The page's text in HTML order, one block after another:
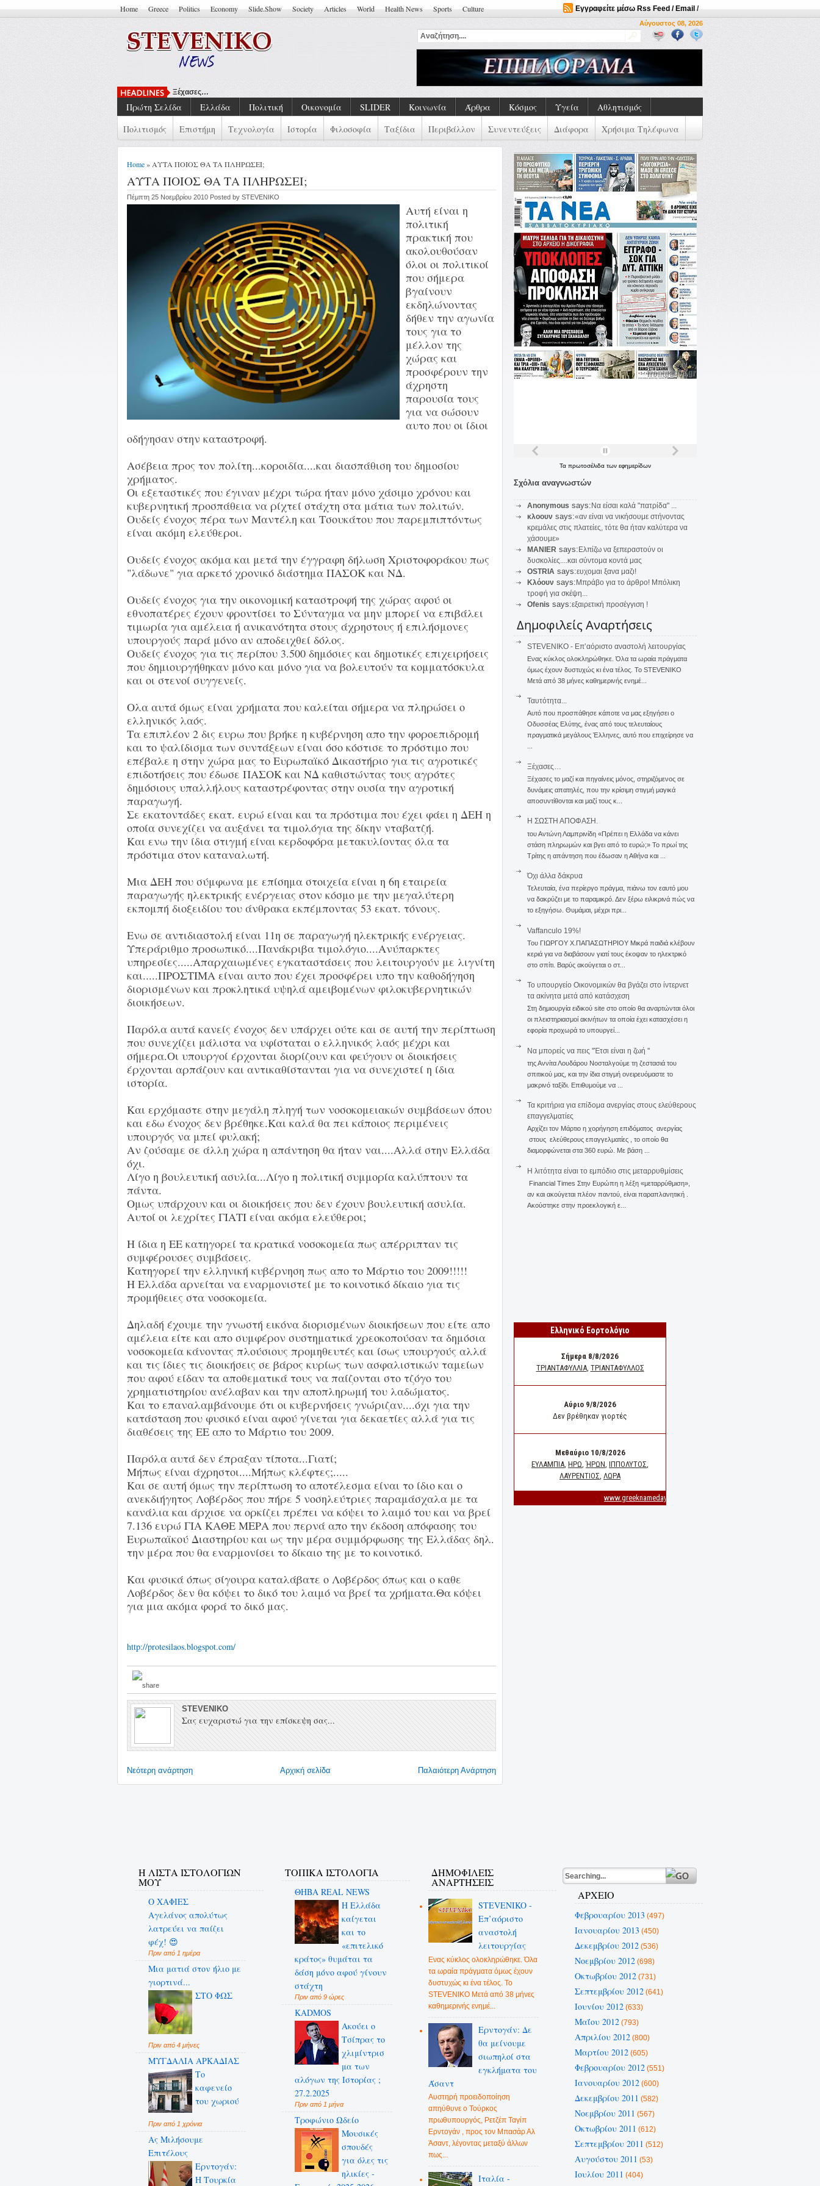
Home Greece Politics Economy Slide.Show Society Articles World Health News Sports Culture Εγγραφείτε μέσω Rss Feed / Email /
Αύγουστος 08, 2026
Ξέχασες…
Πρώτη Σελίδα Ελλάδα Πολιτική Οικονομία SLIDER Κοινωνία Άρθρα Κόσμος Υγεία
Αθλητισμός
Πολιτισμός
Επιστήμη Τεχνολογία Ιστορία Φιλοσοφία Ταξίδια Περιβάλλον Συνεντεύξεις Διάφορα Χρήσιμα Τηλέφωνα
Home» ΑΥΤΑ ΠΟΙΟΣ ΘΑ ΤΑ ΠΛΗΡΩΣΕΙ;
ΑΥΤΑ ΠΟΙΟΣ ΘΑ ΤΑ ΠΛΗΡΩΣΕΙ;
Πέμπτη 25 Νοεμβρίου 2010 Posted by STEVENIKO
Αυτή είναι η
πολιτική
πρακτική που
ακολουθούσαν
όλοι οι πολιτικοί
που σήμερα
βγαίνουν
εκδηλώνοντας
δήθεν την αγωνία
τους για το
μέλλον της
χώρας και
προσφέρουν την
άχρηστη
παρουσία τους
για να σώσουν
αυτο που οι ίδιοι
οδήγησαν στην καταστροφή.
Ασέβεια προς τον πολίτη...κοροιδία....και διασπάθιση του δημοσίου
χρήματος.
Οι εξεταστικές που έγιναν μέχρι τώρα ήταν μόνο χάσιμο χρόνου και
κυβερνητική προσπάθεια να ρίχτεί στάχτη στα μάτια των πολιτών.
Ουδείς ένοχος πέρα των Μαντέλη και Τσουκάτου που παρεμπιπτόντως
είναι ακόμη ελεύθεροι.
Ουδείς ένοχος ακόμα και μετά την έγγραφη δήλωση Χριστοφοράκου πως
"λάδωνε" για αρκετό χρονικό διάστημα ΠΑΣΟΚ και ΝΔ.
Ουδείς ένοχος για την οικονομική καταστροφή της χώρας αφού οι
εθνοπατέρες έχουν φροντίσει το Σύνταγμα να μην μπορεί να επιβάλει
τιμωρία για αμέλεια ή ανικανότητα στους άχρηστους ή επιλήσμονες
υπουργούς παρά μόνο αν αποδειχθεί δόλος.
Ουδείς ένοχος για τις περίπου 3.500 δημόσιες και δημοτικές επιχειρήσεις
που δημιουργήθηκαν μόνο και μόνο για να βολευτούν τα κομματόσκυλα
και οι στενοί συγγενείς.
Ολα αυτά όμως είναι χρήματα που καλείται σήμερα να πληρώσει ο
ελληνικός λαός.
Τα επιπλέον 2 δις ευρω που βρήκε η κυβέρνηση απο την φοροεπιδρομή
και το ψαλίδισμα των συντάξεων είναι όσο κόστισε το πρόστιμο που
επέβαλε η στην χώρα μας το Ευρωπαϊκό Δικαστήριο για τις αγροτικές
επιδοτήσεις που έδωσε ΠΑΣΟΚ και ΝΔ καθιστώντας τους αγρότες
δημόσιους υπαλλήλους καταστρέφοντας στην ουσία την αγροτική
παραγωγή.
Σε εκατοντάδες εκατ. ευρώ είναι και τα πρόστιμα που έχει φάει η ΔΕΗ η
οποία συνεχίζει να αυξάνει τα τιμολόγια της δίκην νταβατζή.
Και ενω την ίδια στιγμή είναι κερδοφόρα μετακυλίοντας όλα τα
πρόστιμα στον καταναλωτή.
Μια ΔΕΗ που σύμφωνα με επίσημα στοιχεία είναι η 6η εταιρεία
παραγωγής ηλεκτρικής ενέργειας στον κόσμο με την μεγαλύτερη
εκπομπή διοξειδίου του άνθρακα εκπέμποντας 53 εκατ. τόνους.
Ενω σε αντιδιαστολή είναι 11η σε παραγωγή ηλεκτρικής ενέργειας.
Υπεράριθμο προσωπικό....Πανάκριβα τιμολόγιο....Ανύπαρκτες
υπηρεσίες.....Απαρχαιωμένες εγκαταστάσεις που λειτουργούν με λιγνίτη
και.....ΠΡΟΣΤΙΜΑ είναι αυτο που έχει προσφέρει υπο την καθοδήγηση
διορισμένων και προκλητικά υψηλά αμειβομένων φιλοκυβερνητικών
διοικήσεων.
Παρόλα αυτά κανείς ένοχος δεν υπάρχει ούτε και σε αυτή την περίπτωση
που συνεχίζει μάλιστα να υφίσταται ο ελληνικός λαός μέχρι και
σήμερα.Οι υπουργοί έρχονται διορίζουν και φεύγουν οι διοικήσεις
έρχονται αρπάζουν και αντικαθίστανται για να συνεχιστεί η ίδια
ιστορία.
Και ερχόμαστε στην μεγάλη πληγή των νοσοκομειακών συμβάσεων όπου
και εδω ένοχος δεν βρέθηκε.Και καλά θα πει κάποιος περιμένεις
υπουργός να μπεί φυλακή;
Αν ζούσαμε σε άλλη χώρα η απάντηση θα ήταν ναι....Αλλά στην Ελλάδα
όχι.
Λίγο η βουλευτική ασυλία...Λίγο η πολιτική συμμορία καλύπτουν τα
πάντα.
Ομως υπάρχουν και οι διοικήσεις που δεν έχουν βουλευτική ασυλία.
Αυτοί οι λεχρίτες ΓΙΑΤΙ είναι ακόμα ελεύθεροι;
Η ίδια η ΕΕ κατηγορεί τα κρατικά νοσοκομεία πως απέρριπταν τις
συμφέρουσες συμβάσεις.
Κατηγορεί την ελληνική κυβέρνηση πως απο το Μάρτιο του 2009!!!!!
Η Ελλάδα αρνείται να εναρμονιστεί με το κοινοτικό δίκαιο για τις
προμήθειες στα νοσοκομεία.
Δηλαδή έχουμε την γνωστή εικόνα διορισμένων διοικήσεων που είτε απο
αμέλεια είτε και απο συμφέρον συστηματικά χρεοκοπούσαν τα δημόσια
νοσοκομεία κάνοντας πλούσιους προμηθευτές και ίσως υπουργούς αλλά
και τις ίδιες τις διοικήσεις σε βάρος κυρίως των ασφαλιστικών ταμείων
που αφού είδαν τα αποθεματικά τους να παίζονται στο τζόγο του
χρηματιστηρίου ανέλαβαν και την αποπληρωμή του λαδώματος.
Και το επαναλαμβάνουμε ότι οι κυβερνήσεις γνώριζαν....όχι για την
κατάσταση που φυσικό είναι αφού γίνεται για δεκαετίες αλλά για τις
διαθέσεις της ΕΕ απο το Μάρτιο του 2009.
Παρόλα αυτά δεν έπραξαν τίποτα...Γιατί;
Μήπως είναι άχρηστοι....Μήπως κλέφτες;.....
Και σε αυτή όμως την περίπτωση το αποτέλεσμα είναι το ίδιο και ο
ανεκδιήγητος Λοβέρδος που πήρε 5 νοσηλεύτριες παραμάσχαλα με τα
κανάλια και άρχισε να ορκίζει πρέπει να κόψει το λαιμό του και να βρεί
7.136 ευρώ ΓΙΑ ΚΑΘΕ ΜΕΡΑ που περνά απο την έκδοση απόφασης του
Ευρωπαϊκού Διαστηρίου και ως την μέρα συμμόρφωσης της Ελλάδας δηλ.
την μέρα που θα εναρμονίσει το δίκαιο της με το κοινοτικό.
Και φυσικά όπως σίγουρα καταλάβατε ο Λοβέρδος όπως και ο καθε
Λοβέρδος δεν θα κόψει το δικό του λαιμό να βρεί τα χρήματα.Θα κόψει
για μια ακόμα φορά το δικό μας.
http://protesilaos.blogspot.com/
STEVENIKO
Σας ευχαριστώ για την επίσκεψη σας...
Νεότερη ανάρτηση Παλαιότερη Ανάρτηση
Αρχική σελίδα
Τα πρωτοσέλιδα των εφημερίδων
Σχόλια αναγνωστών
Anonymous says: Να είσαι καλά "πατρίδα" ...
κλοουν says:«αν είναι να νικήσουμε στήνοντας
κρεμάλες στις πλατείες, τότε θα ήταν καλύτερα να
χάσουμε»
MANIER says: Ελπίζω να ξεπεραστούν οι
δυσκολίες....και σύντομα κοντά μας
OSTRIA says:ευχομαι ξανα μαζι!
Κλόουν says: Μπράβο για το άρθρο! Μπόλικη
τροφή για σκέψη...
Ofenis says:εξαιρετική προσέγγιση !
Δημοφιλείς Αναρτήσεις
STEVENIKO - Επ’αόριστο αναστολή λειτουργίας
Ενας κύκλος ολοκληρώθηκε. Όλα τα ωραία πράγματα
όμως έχουν δυστυχώς κι ένα τέλος. Το STEVENIKO
Μετά από 38 μήνες καθημερινής ενημέ...
Ταυτότητα...
Αυτό που προσπάθησε κάποτε να μας εξηγήσει ο
Οδυσσέας Ελύτης, ένας από τους τελευταίους
πραγματικά μεγάλους Έλληνες, αυτό που επιχείρησε να
...
Ξέχασες…
Ξέχασες το μαζί και πηγαίνεις μόνος, στηριζόμενος σε
δυνάμεις απατηλές, που την κρίσιμη στιγμή μαγικά
αποσυντίθονται και μαζί τους κ...
Η ΣΩΣΤΗ ΑΠΟΦΑΣΗ.
του Αντώνη Λαμπρινίδη «Πρέπει η Ελλάδα να κάνει
στάση πληρωμών και βγει από το ευρώ;» Το πρωί της
Τρίτης η απάντηση που έδωσαν η Αθήνα και ...
Όχι άλλα δάκρυα
Τελευταία, ένα περίεργο πράγμα, πιάνω τον εαυτό μου
να δακρύζει με το παραμικρό. Δεν ξέρω ειλικρινά πώς να
το εξηγήσω. Θυμάμαι, μέχρι πρι...
Vaffanculo 19%!
Του ΓΙΩΡΓΟΥ Χ.ΠΑΠΑΣΩΤΗΡΙΟΥ Μικρά παιδιά κλέβουν
κεριά για να διαβάσουν γιατί τους έκοψαν το ηλεκτρικό
στο σπίτι. Βαρύς ακούγεται ο στ...
To υπουργείο Οικονομικών θα βγάζει στο ίντερνετ
τα ακίνητα μετά από κατάσχεση
Στη δημιουργία ειδικού site στο οποίο θα αναρτώνται όλοι
οι πλειστηριασμοί ακινήτων τα οποία έχει κατασχέσει η
εφορία προχωρά το υπουργεί...
Να μπορείς να πεις ''Έτσι είναι η ζωή ''
της Αννίτα Λουδάρου Νοσταλγούμε τη ζεστασιά του
σπιτικού μας, και την ίδια στιγμή ονειρευόμαστε το
μακρινό ταξίδι. Επιθυμούμε να ...
Τα κριτήρια για επίδομα ανεργίας στους ελεύθερους
επαγγελματίες
Αρχίζει τον Μάρτιο η χορήγηση επιδόματος ανεργίας
στους ελεύθερους επαγγελματίες , το οποίο θα
διαμορφώνεται στα 360 ευρώ. Με βάση ...
Η λιτότητα είναι το εμπόδιο στις μεταρρυθμίσεις
Financial Times Στην Ευρώπη η λέξη «μεταρρύθμιση»,
αν και ακούγεται πλέον παντού, είναι παραπλανητική .
Ακούστηκε στην προεκλογική ε...
Η ΛΙΣΤΑ ΙΣΤΟΛΟΓΙΩΝ
ΜΟΥ
Ο ΧΑΦΙΕΣ
Αγελάνος απολύτως
λατρεύει να παίζει
φέχ! 😍
Πριν από 1 ημέρα
Μια ματιά στον ήλιο με
γιορτινά...
ΣΤΟ ΦΩΣ
Πριν από 4 μήνες
ΜΥΓΔΑΛΙΑ ΑΡΚΑΔΙΑΣ
Το
καφενείο
του χωριού
Πριν από 1 χρόνια
Ας Μιλήσουμε
Επιτέλους
Ερντογάν:
Η Τουρκία
ΤΟΠΙΚΑ ΙΣΤΟΛΟΓΙΑ
ΘΗΒΑ REAL NEWS
Η Ελλάδα
καίγεται
και το
«επιτελικό
κράτος» θυμάται τα
δάση μόνο αφού γίνουν
στάχτη
Πριν από 9 ώρες
KADMOS
Ακούει ο
Τσίπρας το
χλιμίντρισ
μα των
αλόγων της Ιστορίας ;
27.2.2025
Πριν από 1 μήνα
Τροφώνιο Ωδείο
Mουσικές
σπουδές
για όλες τις
ηλικίες -
ΔΗΜΟΦΙΛΕΊΣ
ΑΝΑΡΤΉΣΕΙΣ
STEVENIKO -
Επ’αόριστο
αναστολή
λειτουργίας
Ενας κύκλος ολοκληρώθηκε. Όλα
τα ωραία πράγματα όμως έχουν
δυστυχώς κι ένα τέλος. Το
STEVENIKO Μετά από 38 μήνες
καθημερινής ενημέ...
Ερντογάν: Δε
θα μείνουμε
σιωπηλοί στα
εγκλήματα του
Άσαντ
Αυστηρή προειδοποίηση
απηύθυνε ο Τούρκος
πρωθυπουργός, Ρετζέπ Ταγίπ
Ερντογάν , προς τον Μπασάρ Αλ
Άσαντ, λέγοντας μεταξύ άλλων
πως...
Ιταλία -
ΑΡΧΕΙΟ
Φεβρουαρίου 2013 (497)
Ιανουαρίου 2013 (450)
Δεκεμβρίου 2012(536)
Νοεμβρίου 2012(698)
Οκτωβρίου 2012(731)
Σεπτεμβρίου 2012(641)
Ιουνίου 2012(633)
Μαΐου 2012(793)
Απριλίου 2012(800)
Μαρτίου 2012(605)
Φεβρουαρίου 2012(551)
Ιανουαρίου 2012(600)
Δεκεμβρίου 2011 (582)
Νοεμβρίου 2011 (567)
Οκτωβρίου 2011 (612)
Σεπτεμβρίου 2011 (512)
Αυγούστου 2011 (53)
Ιουλίου 2011 (404)